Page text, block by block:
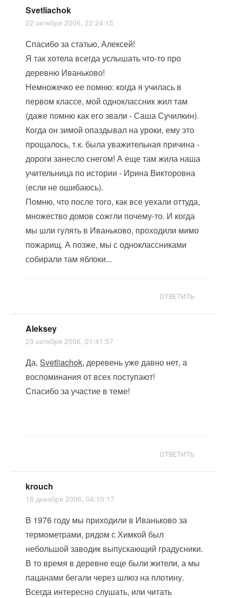
Svetliachok
22 октября 2006, 22:24:15
Спасибо за статью, Алексей!
Я так хотела всегда услышать что-то про
деревню Иваньково!
Немножечко ее помню: когда я училась в
первом классе, мой одноклассник жил там
(даже помню как его звали - Саша Сучилкин).
Когда он зимой опаздывал на уроки, ему это
прощалось, т.к. была уважительная причина -
дороги занесло снегом! А еще там жила наша
учительница по истории - Ирина Викторовна
(если не ошибаюсь).
Помню, что после того, как все уехали оттуда,
множество домов сожгли почему-то. И когда
мы шли гулять в Иваньково, проходили мимо
пожарищ. А позже, мы с одноклассниками
собирали там яблоки...
ОТВЕТИТЬ
Aleksey
23 октября 2006, 01:41:57
Да,Svetliachok, деревень уже давно нет, а
воспоминания от всех поступают!
Спасибо за участие в теме!
ОТВЕТИТЬ
krouch
18 декабря 2006, 04:10:17
В 1976 году мы приходили в Иваньково за
термометрами, рядом с Химкой был
небольшой заводик выпускающий градусники.
В то время в деревне еще были жители, а мы
пацанами бегали через шлюз на плотину.
Всегда интересно слушать, или читать